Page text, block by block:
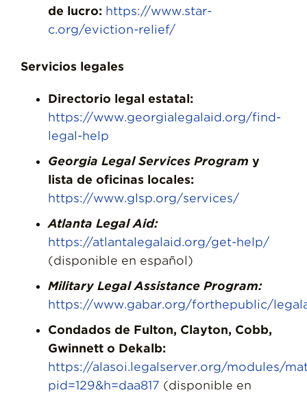
de lucro: https://www.star-
c.org/eviction-relief/
Servicios legales
Directorio legal estatal:
https://www.georgialegalaid.org/find-
legal-help
Georgia Legal Services Program y
lista de oficinas locales:
https://www.glsp.org/services/
Atlanta Legal Aid:
https://atlantalegalaid.org/get-help/
(disponible en español)
Military Legal Assistance Program:
https://www.gabar.org/forthepublic/
Condados de Fulton, Clayton, Cobb,
Gwinnett o Dekalb:
https://alasoi.legalserver.org/modules/
pid=129&h=daa817 (disponible en